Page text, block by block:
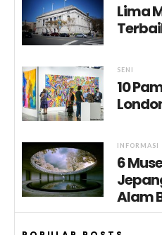
Lima
SENI
10
INFORMASI
6
Alam